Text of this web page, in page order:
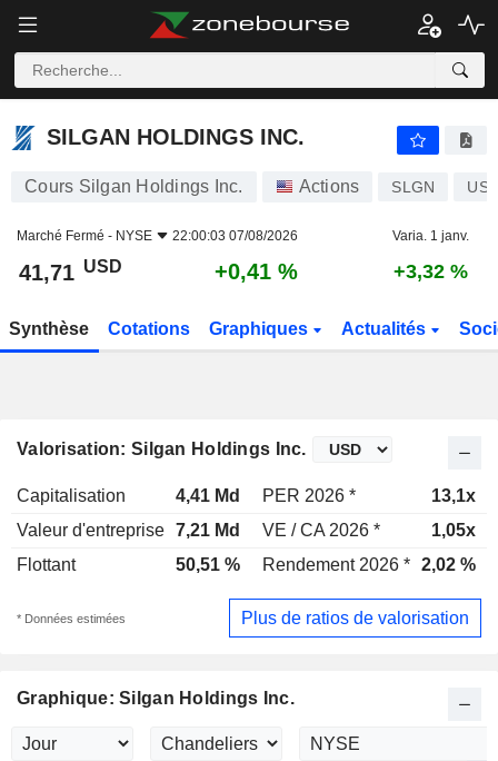
SILGAN HOLDINGS INC.
SILGAN HOLDINGS INC.
Cours Silgan Holdings Inc. Actions SLGN
Marché Fermé - NYSE 22:00:03 07/08/2026 Varia. 1 janv.
41,71 USD +0,41 % +3,32 %
Synthèse Cotations Graphiques Actualités
Valorisation: Silgan Holdings Inc.
Capitalisation 4,41 Md PER 2026 *
13,1x
Valeur d'entreprise 7,21 Md VE / CA 2026 *
1,05x
Flottant
50,51 % Rendement 2026 * 2,02 %
* Données estimées Plus de ratios de valorisation
Graphique: Silgan Holdings Inc.